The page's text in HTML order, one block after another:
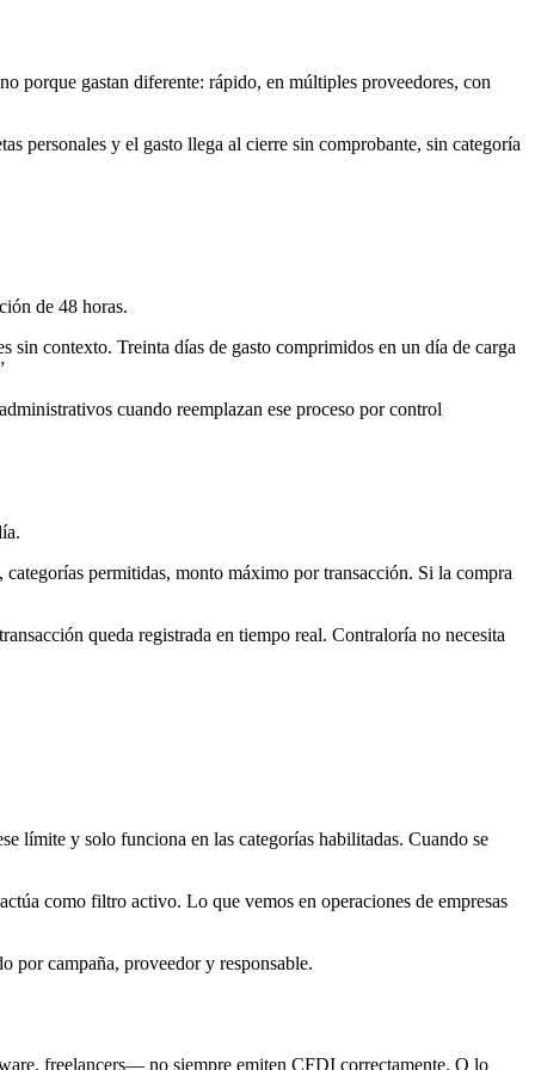
porque gastan diferente: rápido, en múltiples proveedores, con
personales y el gasto llega al cierre sin comprobante, sin categoría
de 48 horas.
sin contexto. Treinta días de gasto comprimidos en un día de carga
cuando reemplazan ese proceso por control
permitidas, monto máximo por transacción. Si la compra
queda registrada en tiempo real. Contraloría no necesita
límite y solo funciona en las categorías habilitadas. Cuando se
como filtro activo. Lo que vemos en operaciones de empresas
por campaña, proveedor y responsable.
freelancers— no siempre emiten CFDI correctamente. O lo